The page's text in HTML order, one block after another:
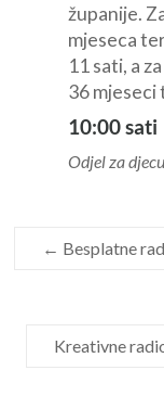
županije.
mjeseca
11 sati, a
36 mjeseci
10:00 sati
Odjel za
← Besplatne
Kreativne